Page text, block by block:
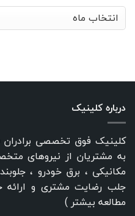
بایگانی‌ها
درباره کلینیک
کلینیک فوق تخصصی برادران
به مشتریان از نیروهای
مکانیکی ، برق خودرو ،
جلب رضایت مشتری و
مطالعه بیشتر )